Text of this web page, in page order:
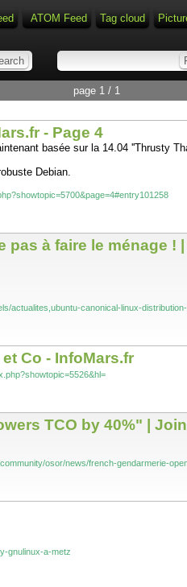
ATOM Feed Tag cloud
page 1 / 1
- Page 4
basée sur la 14.04 ''Thrusty
Debian.
à faire le ménage !
actualites,ubuntu-canonical-linux-
Co - InfoMars.fr
TCO by 40%" |
osor/news/french-gendarmerie-
gnulinux-a-metz